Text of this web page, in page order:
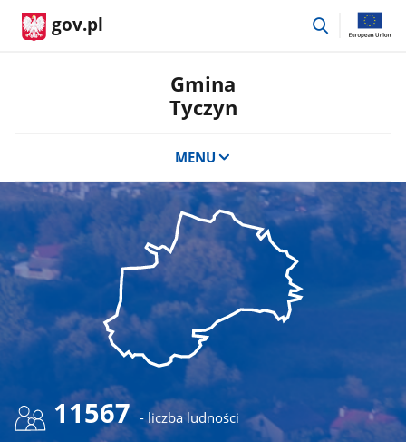
gov.pl
przejdź
Gmina
Tyczyn
MENU
11567 - liczba ludności